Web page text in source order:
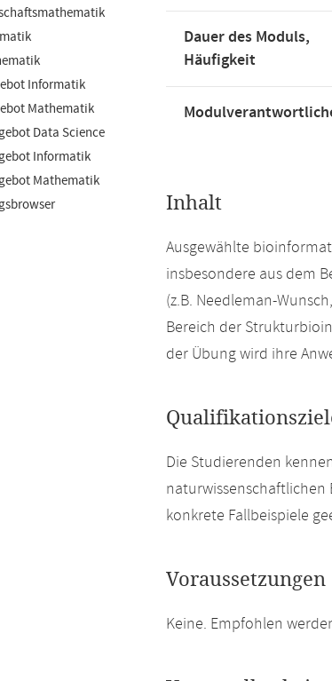
Informatik
Mathematik
Data Science
Informatik
Mathematik
Dauer des Moduls,
Häufigkeit
Inhalt
Ausgewählte
insbesondere aus dem
(z.B. Needleman-
Bereich der
der Übung wird ihre
Die Studierenden
naturwissenschaftlichen
konkrete Fallbeispiele
Voraussetzungen
Keine. Empfohlen